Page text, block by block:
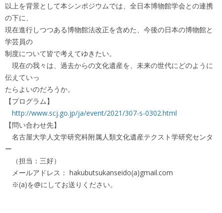
以上を背景として本シンポジウムでは、全日本博物館学会との連携
の下に、
現在進行しつつある博物館法改正を含めた、今後の日本の博物館と
学芸員の
制度について皆で考えてゆきたい。
現在の我々は、過去からの文化遺産を、未来の世代にどのように
伝えていっ
たらよいのだろうか。
【プログラム】
http://www.scj.go.jp/ja/event/2021/307-s-0302.html
【問い合わせ先】
名古屋大学人文学研究科附属人類文化遺産テクスト学研究センタ
ー
（担当：三好）
メールアドレス： hakubutsukanseido(a)gmail.com
※(a)を@にしてお送りください。